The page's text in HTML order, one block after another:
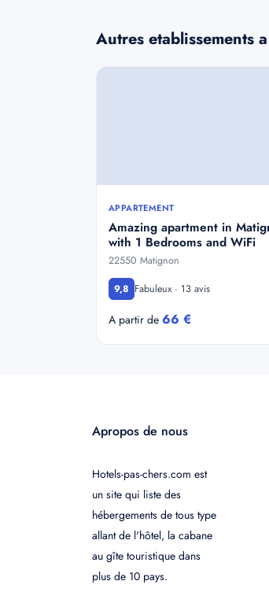
Autres etablissements
APPARTEMENT
Amazing apartment in
with 1 Bedrooms and WiFi
22550 Matignon
9,8 Fabuleux · 13 avis
A partir de 66 €
Apropos de nous
Hotels-pas-chers.com est
un site qui liste des
hébergements de tous type
allant de l'hôtel, la cabane
au gîte touristique dans
plus de 10 pays.